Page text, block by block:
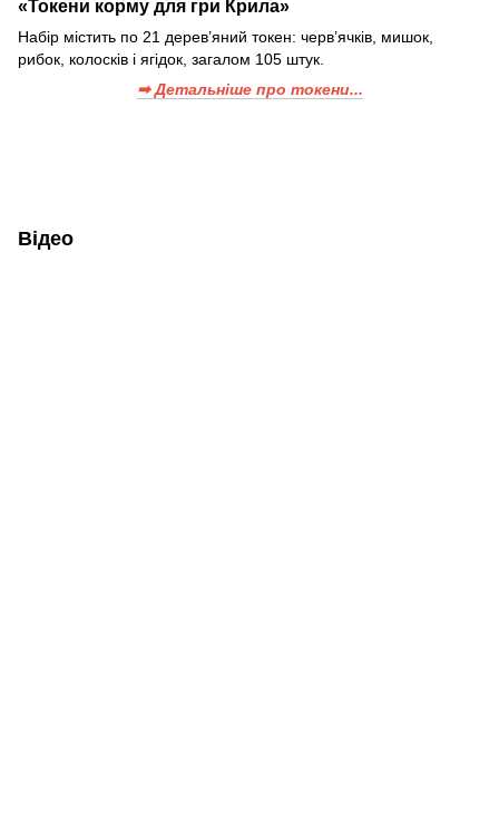
«Токени корму для гри Крила»
Набір містить по 21 дерев’яний токен: черв’ячків, мишок,
рибок, колосків і ягідок, загалом 105 штук.
➡ Детальніше про токени...
Відео